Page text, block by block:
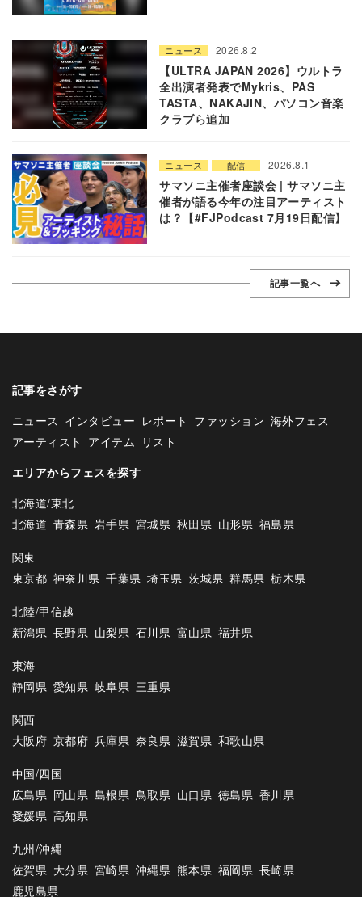
ニュース 2026.8.2
【ULTRA JAPAN 2026】ウルトラ
全出演者発表でMykris、PAS
TASTA、NAKAJIN、パソコン音楽
クラブら追加
ニュース 配信 2026.8.1
サマソニ主催者座談会 | サマソニ主
催者が語る今年の注目アーティスト
は？【#FJPodcast 7月19日配信】
記事一覧へ
記事をさがす
ニュース インタビュー レポート ファッション 海外フェス
アーティスト アイテム リスト
エリアからフェスを探す
北海道/東北
北海道 青森県 岩手県 宮城県 秋田県 山形県 福島県
関東
東京都 神奈川県 千葉県 埼玉県 茨城県 群馬県 栃木県
北陸/甲信越
新潟県 長野県 山梨県 石川県 富山県 福井県
東海
静岡県 愛知県 岐阜県 三重県
関西
大阪府 京都府 兵庫県 奈良県 滋賀県 和歌山県
中国/四国
広島県 岡山県 島根県 鳥取県 山口県 徳島県 香川県
愛媛県 高知県
九州/沖縄
佐賀県 大分県 宮崎県 沖縄県 熊本県 福岡県 長崎県
鹿児島県